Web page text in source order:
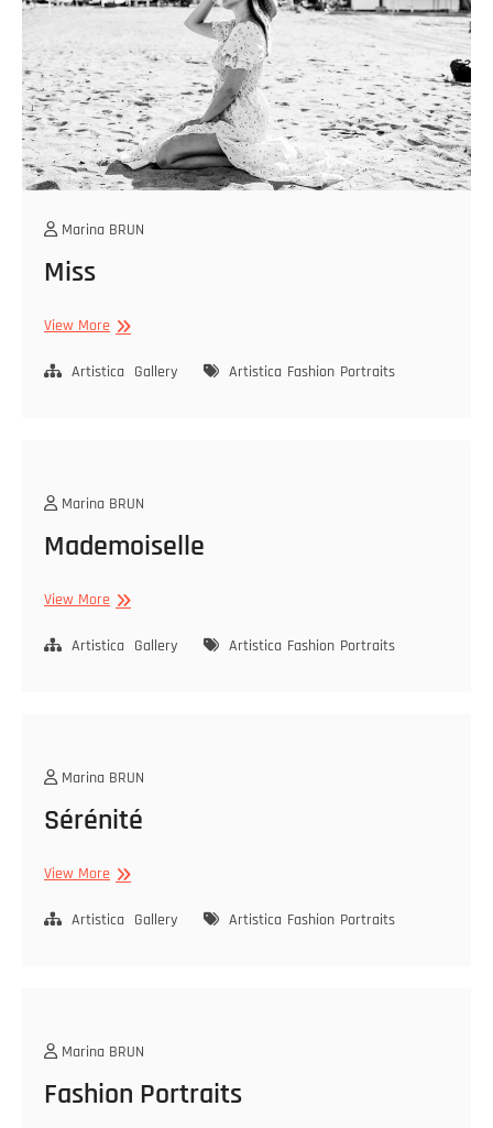
Marina BRUN
Miss
View MoreMiss
Artistica Gallery Artistica Fashion Portraits
Marina BRUN
Mademoiselle
View MoreMademoiselle
Artistica Gallery Artistica Fashion Portraits
Marina BRUN
Sérénité
View MoreSérénité
Artistica Gallery Artistica Fashion Portraits
Marina BRUN
Fashion Portraits